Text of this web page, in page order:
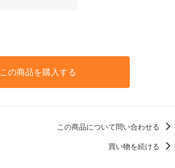
この商品を購入する
この商品について問い合わせる
買い物を続ける